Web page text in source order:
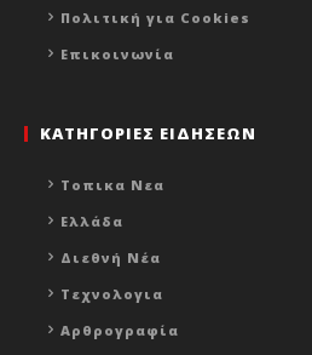
Πολιτική για Cookies
Επικοινωνία
ΚΑΤΗΓΟΡΙΕΣ ΕΙΔΗΣΕΩΝ
Τοπικα Νεα
Ελλάδα
Διεθνή Νέα
Τεχνολογια
Αρθρογραφία